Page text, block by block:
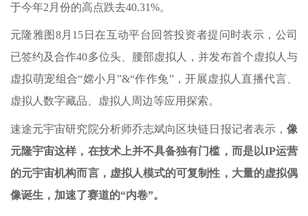
于今年2月份的高点跌去40.31%。
元隆雅图8月15日在互动平台回答投资者提问时表示，公司
已签约及合作40多位头、腰部虚拟人，并发布首个虚拟人与
虚拟萌宠组合“嫦小月”&“作作兔”，开展虚拟人直播代言、
虚拟人数字藏品、虚拟人周边等应用探索。
速途元宇宙研究院分析师乔志斌向区块链日报记者表示， 像
元隆宇宙这样，在技术上并不具备独有门槛，而是以IP运营
的元宇宙机构而言，虚拟人模式的可复制性，大量的虚拟偶
像诞生，加速了赛道的“内卷”。